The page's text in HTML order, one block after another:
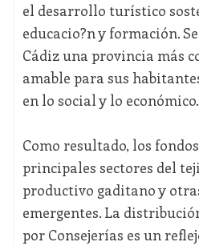
el desarrollo turístico
educacio?n y formación.
Cádiz una provincia más
amable para sus
en lo social y lo económico.
Como resultado, los
principales sectores del
productivo gaditano y
emergentes. La
por Consejerías es un